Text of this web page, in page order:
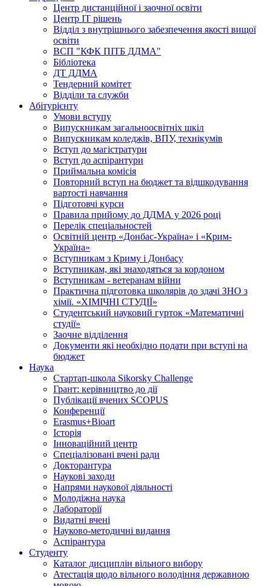
Центр дистанційної і заочної освіти
Центр ІТ рішень
Відділ з внутрішнього забезпечення якості вищої
освіти
ВСП "КФК ПІТБ ДДМА"
Бібліотека
ДТ ДДМА
Тендерний комітет
Відділи та служби
Абітурієнту
Умови вступу
Випускникам загальноосвітніх шкіл
Випускникам коледжів, ВПУ, технікумів
Вступ до магістратури
Вступ до аспірантури
Приймальна комісія
Повторний вступ на бюджет та відшкодування
вартості навчання
Підготовчі курси
Правила прийому до ДДМА у 2026 році
Перелік спеціальностей
Освітній центр «Донбас-Україна» і «Крим-
Україна»
Вступникам з Криму і Донбасу
Вступникам, які знаходяться за кордоном
Вступникам - ветеранам війни
Практична підготовка школярів до здачі ЗНО з
хімії. «ХІМІЧНІ СТУДІЇ»
Студентський науковий гурток «Математичні
студії»
Заочне відділення
Документи які необхідно подати при вступі на
бюджет
Наука
Стартап-школа Sikorsky Challenge
Грант: керівництво до дії
Публікації вчених SCOPUS
Конференції
Erasmus+Bioart
Історія
Інноваційний центр
Спеціалізовані вчені ради
Докторантура
Наукові заходи
Напрями наукової діяльності
Молодіжна наука
Лабораторії
Видатні вчені
Науково-методичні видання
Аспірантура
Студенту
Каталог дисциплін вільного вибору
Атестація щодо вільного володіння державною